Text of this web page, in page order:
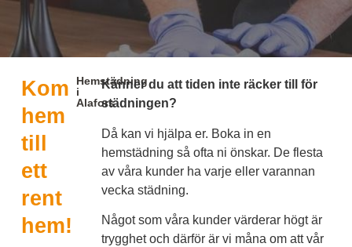
Kom
hem
till
ett
rent
hem!
Hemstädning
i
Alafors
Känner du att tiden inte räcker till för
städningen?
Då kan vi hjälpa er. Boka in en
hemstädning så ofta ni önskar. De flesta
av våra kunder ha varje eller varannan
vecka städning.
Något som våra kunder värderar högt är
trygghet och därför är vi måna om att vår